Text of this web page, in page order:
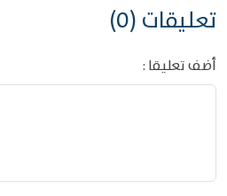
تعليقات (0)
أضف تعليقا :